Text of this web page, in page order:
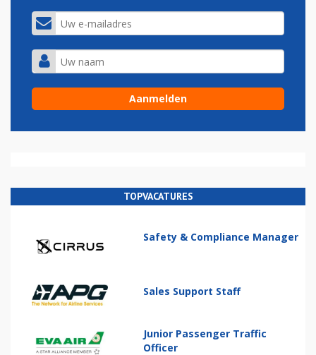
TOPVACATURES
Safety & Compliance Manager
Sales Support Staff
Junior Passenger Traffic
Officer